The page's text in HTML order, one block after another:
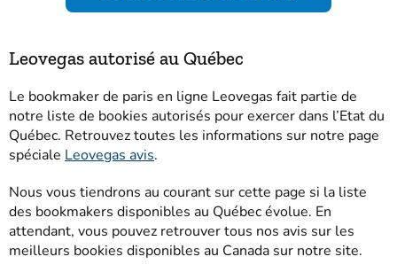
Leovegas autorisé au Québec
Le bookmaker de paris en ligne Leovegas fait partie de
notre liste de bookies autorisés pour exercer dans l’Etat du
Québec. Retrouvez toutes les informations sur notre page
spéciale Leovegas avis.
Nous vous tiendrons au courant sur cette page si la liste
des bookmakers disponibles au Québec évolue. En
attendant, vous pouvez retrouver tous nos avis sur les
meilleurs bookies disponibles au Canada sur notre site.